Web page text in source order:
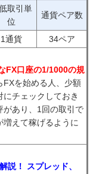
取引単
位
通貨ペア数
1通貨
34ペア
FX口座の1/1000の規
FXを始める人、少額
チェックしておき
があり、1回の取引で
えて稼げるように
説！ スプレッド、